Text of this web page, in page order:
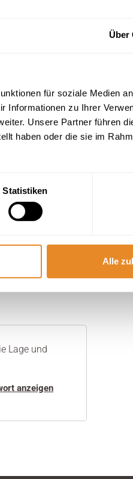
Über
für soziale Medien
Informationen zu Ihrer
Unsere Partner führen
haben oder die sie im
Statistiken
Alle
Lage und
anzeigen
In